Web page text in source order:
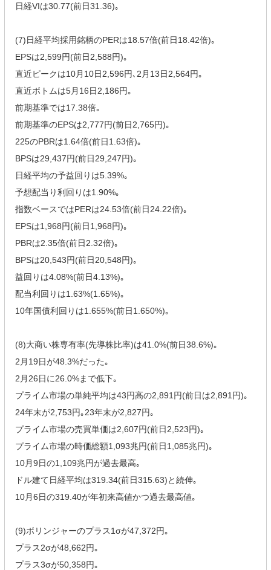
日経VIは30.77(前日31.36)｡
(7)日経平均採用銘柄のPERは18.57倍(前日18.42倍)｡
EPSは2,599円(前日2,588円)｡
直近ピークは10月10日2,596円､2月13日2,564円｡
直近ボトムは5月16日2,186円｡
前期基準では17.38倍｡
前期基準のEPSは2,777円(前日2,765円)｡
225のPBRは1.64倍(前日1.63倍)｡
BPSは29,437円(前日29,247円)｡
日経平均の予益回りは5.39%｡
予想配当り利回りは1.90%｡
指数ベースではPERは24.53倍(前日24.22倍)｡
EPSは1,968円(前日1,968円)｡
PBRは2.35倍(前日2.32倍)｡
BPSは20,543円(前日20,548円)｡
益回りは4.08%(前日4.13%)｡
配当利回りは1.63%(1.65%)｡
10年国債利回りは1.655%(前日1.650%)｡
(8)大商い株専有率(先導株比率)は41.0%(前日38.6%)｡
2月19日が48.3%だった｡
2月26日に26.0%まで低下｡
プライム市場の単純平均は43円高の2,891円(前日は2,891円)｡
24年末が2,753円｡23年末が2,827円｡
プライム市場の売買単価は2,607円(前日2,523円)｡
プライム市場の時価総額1,093兆円(前日1,085兆円)｡
10月9日の1,109兆円が過去最高｡
ドル建て日経平均は319.34(前日315.63)と続伸｡
10月6日の319.40が年初来高値かつ過去最高値｡
(9)ボリンジャーのプラス1σが47,372円｡
プラス2σが48,662円｡
プラス3σが50,358円｡